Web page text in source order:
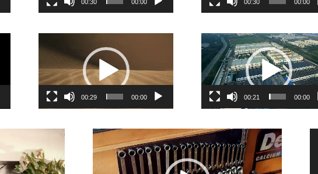
00:00
00:30
00:00
00:30
00:00
00:21
00:00
00:29
نمایشگر
ویدیو
نمایشگر